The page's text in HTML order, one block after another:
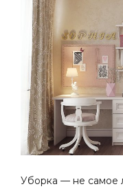
Уборка — не самое